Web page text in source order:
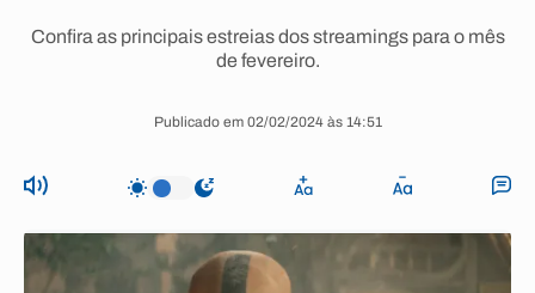
Confira as principais estreias dos streamings para o mês
de fevereiro.
Publicado em 02/02/2024 às 14:51